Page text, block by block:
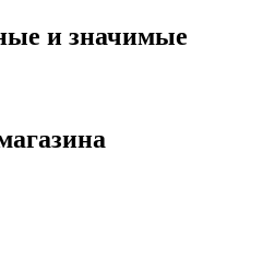
и значимые